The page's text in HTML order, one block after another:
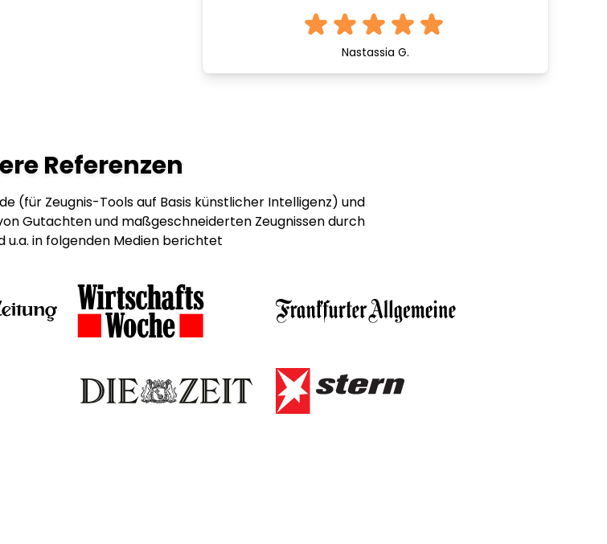
Nastassia G.
Referenzen
(für Zeugnis-Tools auf Basis künstlicher Intelligenz) und
Gutachten und maßgeschneiderten Zeugnissen durch
u.a. in folgenden Medien berichtet